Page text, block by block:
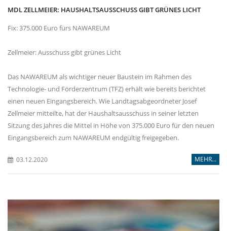
MDL ZELLMEIER: HAUSHALTSAUSSCHUSS GIBT GRÜNES LICHT
Fix: 375.000 Euro fürs NAWAREUM
Zellmeier: Ausschuss gibt grünes Licht
Das NAWAREUM als wichtiger neuer Baustein im Rahmen des
Technologie- und Förderzentrum (TFZ) erhält wie bereits berichtet
einen neuen Eingangsbereich. Wie Landtagsabgeordneter Josef
Zellmeier mitteilte, hat der Haushaltsausschuss in seiner letzten
Sitzung des Jahres die Mittel in Höhe von 375.000 Euro für den neuen
Eingangsbereich zum NAWAREUM endgültig freigegeben.
03.12.2020 MEHR...